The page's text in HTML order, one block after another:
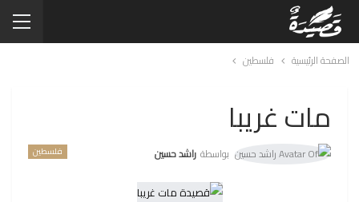
الصفحة الرئيسية فلسطين
مات غريبا
فلسطين بواسطة راشد حسين